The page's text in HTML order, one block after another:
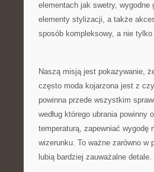
elementach jak swetry,
elementy stylizacji, a także
sposób kompleksowy, a nie tylko
Naszą misją jest pokazywanie,
często moda kojarzona jest z
powinna przede wszystkim
według którego ubrania
temperaturą, zapewniać wygodę
wizerunku. To ważne zarówno
lubią bardziej zauważalne detale.